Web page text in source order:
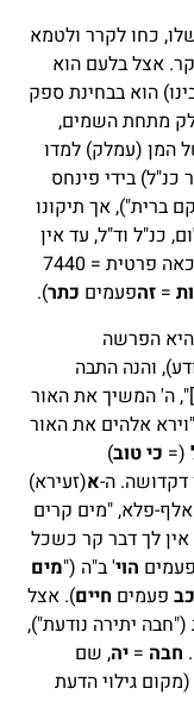
כחו לקרר ולטמא
אצל בלעם הוא
הוא בבחינת ספק
מתחת השמים,
המן (עמלק) למדו
בידי פינחס
ברית"), אך תיקונו
כנ"ל וד"ל, עד אין
בהכאה פרטית = 7440
=זהפעמים כתר).
הפרשה
והנה התבה
ה' המשיך את האור
אלהים את האור
(= כי טוב)
דקדושה. ה-א(זעירא)
פלא, "מים קרים
לך דבר קר כשכל
פעמים הוי' ב"ה ("מים
כב פעמים חיים). אצל
יתירה נודעת"),
חבה =יה, שם
(מקום גילוי הדעת